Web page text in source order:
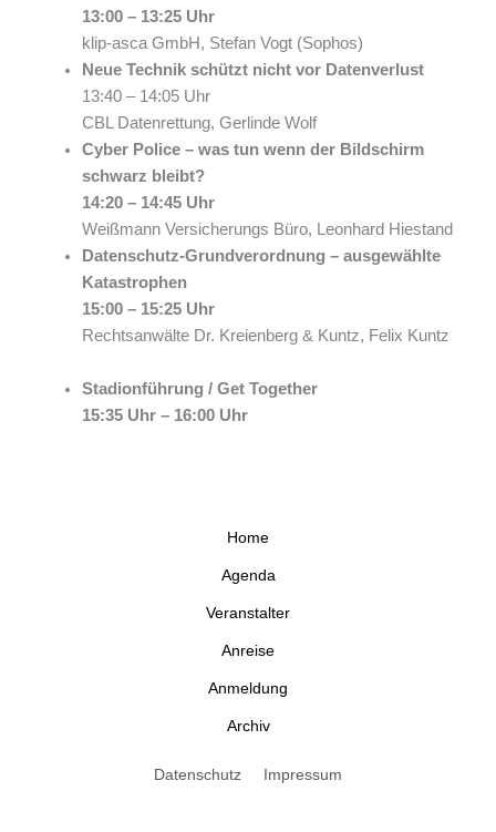
13:00 – 13:25 Uhr
klip-asca GmbH, Stefan Vogt (Sophos)
Neue Technik schützt nicht vor Datenverlust
13:40 – 14:05 Uhr
CBL Datenrettung, Gerlinde Wolf
Cyber Police – was tun wenn der Bildschirm
schwarz bleibt?
14:20 – 14:45 Uhr
Weißmann Versicherungs Büro, Leonhard Hiestand
Datenschutz-Grundverordnung – ausgewählte
Katastrophen
15:00 – 15:25 Uhr
Rechtsanwälte Dr. Kreienberg & Kuntz, Felix Kuntz
Stadionführung / Get Together
15:35 Uhr – 16:00 Uhr
Home
Agenda
Veranstalter
Anreise
Anmeldung
Archiv
Datenschutz Impressum